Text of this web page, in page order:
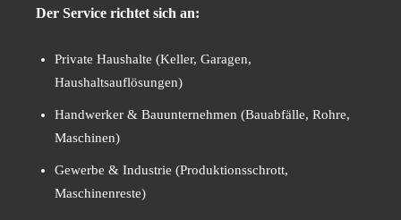
Der Service richtet sich an:
Private Haushalte (Keller, Garagen,
Haushaltsauflösungen)
Handwerker & Bauunternehmen (Bauabfälle, Rohre,
Maschinen)
Gewerbe & Industrie (Produktionsschrott,
Maschinenreste)